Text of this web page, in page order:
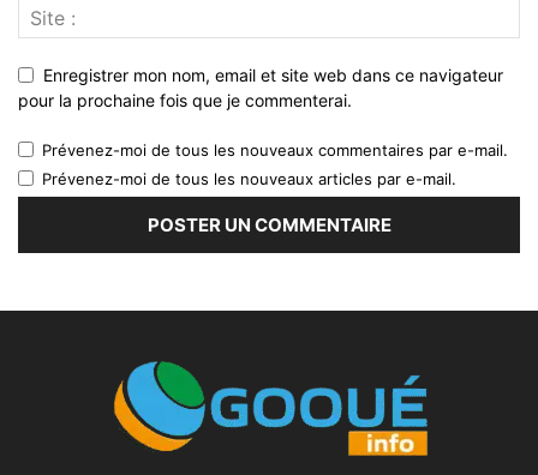
Enregistrer mon nom, email et site web dans ce navigateur
pour la prochaine fois que je commenterai.
Prévenez-moi de tous les nouveaux commentaires par e-mail.
Prévenez-moi de tous les nouveaux articles par e-mail.